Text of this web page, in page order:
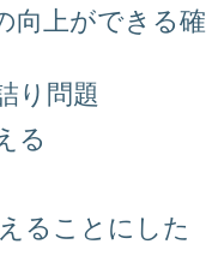
向上ができる確
り問題
る
ることにした